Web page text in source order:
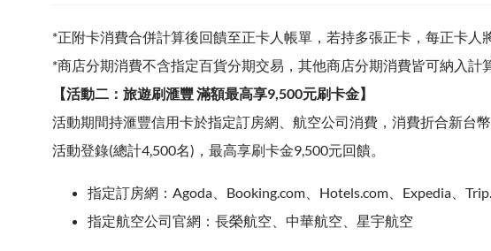
*正附卡消費合併計算後回饋至正卡人帳單，若持多張正卡，每正卡人
*商店分期消費不含指定百貨分期交易，其他商店分期消費皆可納入計
【活動二：旅遊刷滙豐 滿額最高享9,500元刷卡金】
活動期間持滙豐信用卡於指定訂房網、航空公司消費，消費折合新台
活動登錄(總計4,500名)，最高享刷卡金9,500元回饋。
指定訂房網：Agoda、Booking.com、Hotels.com、Expedia、
指定航空公司官網：長榮航空、中華航空、星宇航空